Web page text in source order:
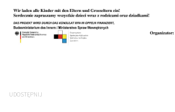
UDOSTĘPNIJ